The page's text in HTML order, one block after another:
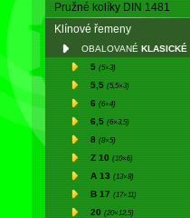
Pružné kolíky DIN 1481
Klínové řemeny
OBALOVANÉ KLASICKÉ
5 (5×3)
5,5 (5,5×3)
6 (6×4)
6,5 (6×3,5)
8 (8×5)
Z 10 (10×6)
A 13 (13×8)
B 17 (17×11)
20 (20×12,5)